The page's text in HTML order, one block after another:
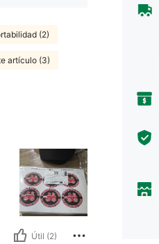
(2)
artículo (3)
Útil (2)